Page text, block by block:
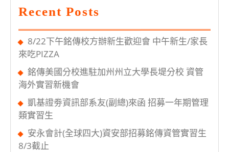
換
跑
道
Recent Posts
8/22下午銘傳校方辦新生歡迎會 中午新生/家長
來吃PIZZA
銘傳美國分校進駐加州州立大學長堤分校 資管
海外實習新機會
凱基證劵資訊部系友(副總)來函 招募一年期管理
類實習生
安永會計(全球四大)資安部招募銘傳資管實習生
8/3截止